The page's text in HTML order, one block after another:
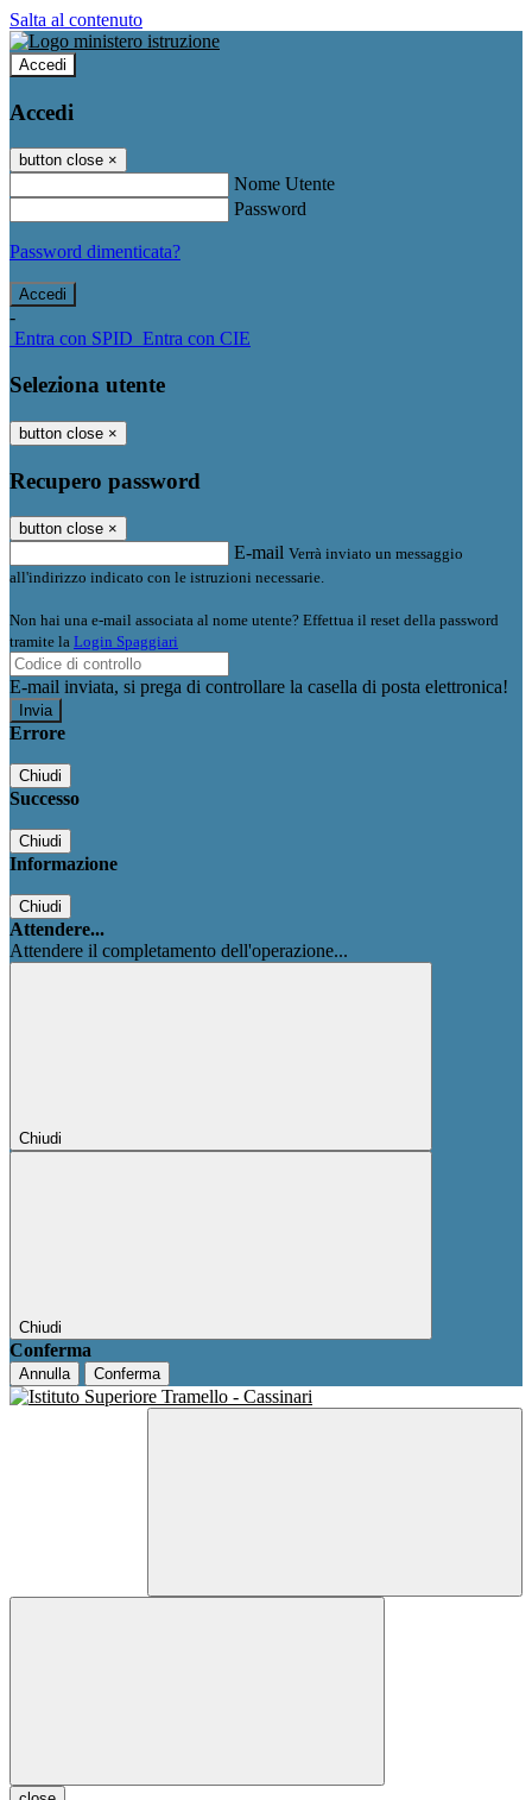
Salta al contenuto
Accedi
Accedi
button close ×
Nome Utente
Password
Password dimenticata?
-
Entra con SPID Entra con CIE
Seleziona utente
button close ×
Recupero password
button close ×
E-mail Verrà inviato un messaggio
all'indirizzo indicato con le istruzioni necessarie.
Non hai una e-mail associata al nome utente? Effettua il reset della password
tramite la Login Spaggiari
E-mail inviata, si prega di controllare la casella di posta elettronica!
Errore
Chiudi
Successo
Chiudi
Informazione
Chiudi
Attendere...
Attendere il completamento dell'operazione...
Chiudi
Chiudi
Conferma
Annulla Conferma